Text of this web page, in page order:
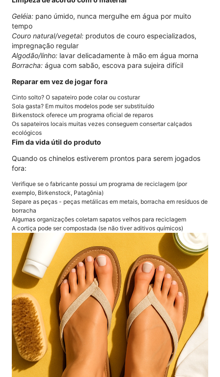
Geléia: pano úmido, nunca mergulhe em água por muito
tempo
Couro natural/vegetal: produtos de couro especializados,
impregnação regular
Algodão/linho: lavar delicadamente à mão em água morna
Borracha: água com sabão, escova para sujeira difícil
Reparar em vez de jogar fora
Cinto solto? O sapateiro pode colar ou costurar
Sola gasta? Em muitos modelos pode ser substituído
Birkenstock oferece um programa oficial de reparos
Os sapateiros locais muitas vezes conseguem consertar calçados
ecológicos
Fim da vida útil do produto
Quando os chinelos estiverem prontos para serem jogados
fora:
Verifique se o fabricante possui um programa de reciclagem (por
exemplo, Birkenstock, Patagônia)
Separe as peças - peças metálicas em metais, borracha em resíduos de
borracha
Algumas organizações coletam sapatos velhos para reciclagem
A cortiça pode ser compostada (se não tiver aditivos químicos)